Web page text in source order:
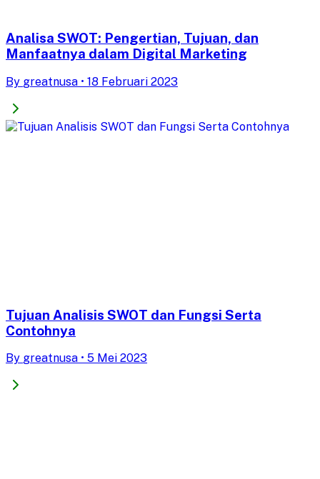
Analisa SWOT: Pengertian, Tujuan, dan
Manfaatnya dalam Digital Marketing
By greatnusa • 18 Februari 2023
Tujuan Analisis SWOT dan Fungsi Serta
Contohnya
By greatnusa • 5 Mei 2023